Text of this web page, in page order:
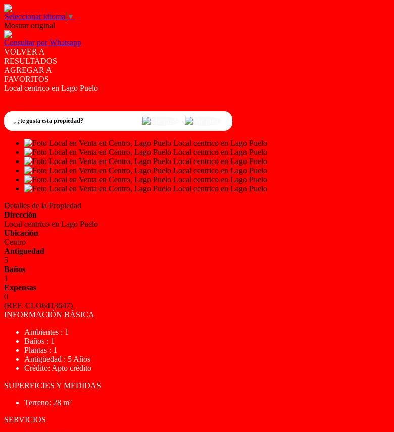
Seleccionar idioma ▼
Mostrar original
Consultar por Whatsapp
VOLVER A
RESULTADOS
AGREGAR A
FAVORITOS
Local centrico en Lago Puelo
, ¿te gusta esta propiedad?
Detalles de la Propiedad
Dirección
Local centrico en Lago Puelo
Ubicación
Centro
Antiguedad
5
Baños
1
Expensas
0
(REF. CLO6413647)
INFORMACIÓN BÁSICA
Ambientes : 1
Baños : 1
Plantas : 1
Antigüedad : 5 Años
Crédito: Apto crédito
SUPERFICIES Y MEDIDAS
Terreno: 28 m²
SERVICIOS